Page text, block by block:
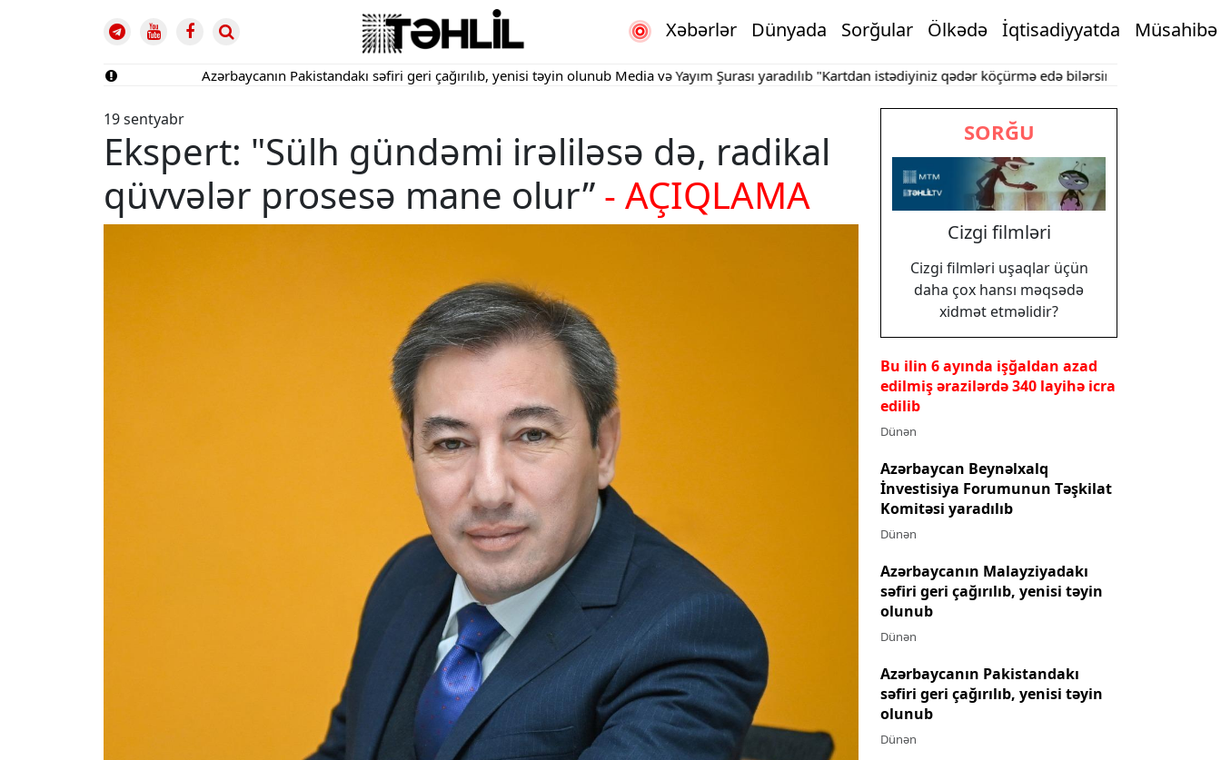
Xəbərlər Dünyada Sorğular Ölkədə İqtisadiyyatda Müsahibə
Azərbaycanın Pakistandakı səfiri geri çağırılıb, yenisi təyin olunub Media və Yayım Şurası yaradılıb "Kartdan istədiyiniz qədər köçürmə edə bilərsiniz" Bakının mərkəzində
19 sentyabr
Ekspert: "Sülh gündəmi irəliləsə də, radikal
qüvvələr prosesə mane olur” - AÇIQLAMA
SORĞU
Cizgi filmləri
Cizgi filmləri uşaqlar üçün
daha çox hansı məqsədə
xidmət etməlidir?
Bu ilin 6 ayında işğaldan azad
edilmiş ərazilərdə 340 layihə icra
edilib
Dünən
Azərbaycan Beynəlxalq
İnvestisiya Forumunun Təşkilat
Komitəsi yaradılıb
Dünən
Azərbaycanın Malayziyadakı
səfiri geri çağırılıb, yenisi təyin
olunub
Dünən
Azərbaycanın Pakistandakı
səfiri geri çağırılıb, yenisi təyin
olunub
Dünən